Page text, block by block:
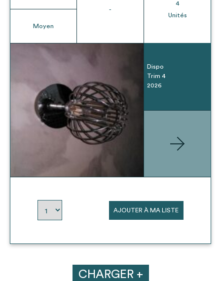
Moyen
-
4
Unités
Dispo
Trim 4
2026
AJOUTER À MA LISTE
CHARGER +